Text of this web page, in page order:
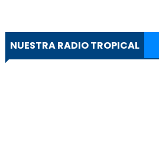
NUESTRA RADIO TROPICAL